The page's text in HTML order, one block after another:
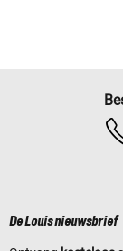
De Louis nieuwsbrief